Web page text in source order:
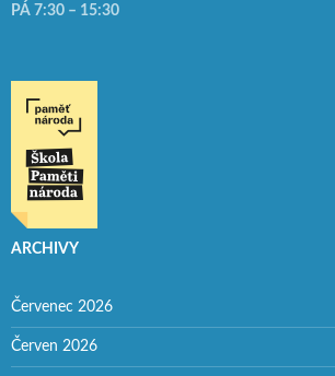
PÁ 7:30 – 15:30
ARCHIVY
Červenec 2026
Červen 2026